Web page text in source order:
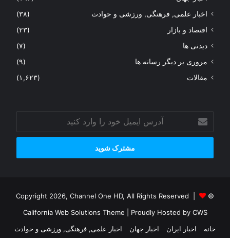
اخبار علمی, فرهنگی, ورزشی و حوادث
(۳۸)
اقتصاد و بازار
(۲۳)
دیدنی ها
(۷)
مروری بر دیگر رسانه ها
(۹)
مقالات
(۱,۶۲۳)
آدرس
ایمیل
خود
وارد
© Copyright 2026, Channel One HD, All Rights Reserved |
California Web Solutions Theme | Proudly Hosted by CWS
خانه
اخبار ایران اخبار جهان اخبار علمی, فرهنگی, ورزشی و حوادث